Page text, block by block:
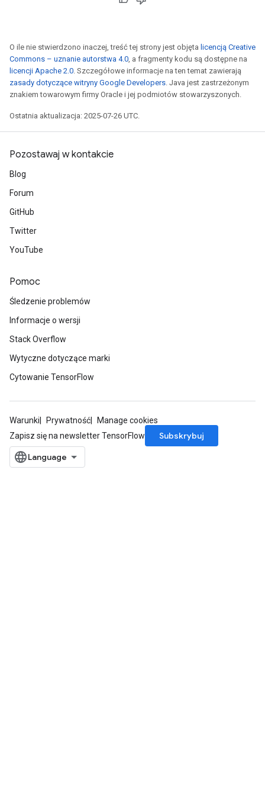
O ile nie stwierdzono inaczej, treść tej strony jest objęta licencją Creative
Commons – uznanie autorstwa 4.0, a fragmenty kodu są dostępne na
licencji Apache 2.0. Szczegółowe informacje na ten temat zawierają
zasady dotyczące witryny Google Developers. Java jest zastrzeżonym
znakiem towarowym firmy Oracle i jej podmiotów stowarzyszonych.
Ostatnia aktualizacja: 2025-07-26 UTC.
Pozostawaj w kontakcie
Blog
Forum
GitHub
Twitter
YouTube
Pomoc
Śledzenie problemów
Informacje o wersji
Stack Overflow
Wytyczne dotyczące marki
Cytowanie TensorFlow
Warunki Prywatność
Manage cookies
Zapisz się na newsletter TensorFlow
Subskrybuj